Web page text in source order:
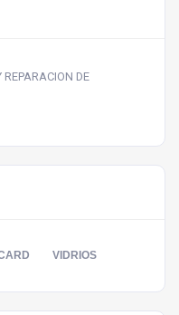
REPARACION DE
VIDRIOS